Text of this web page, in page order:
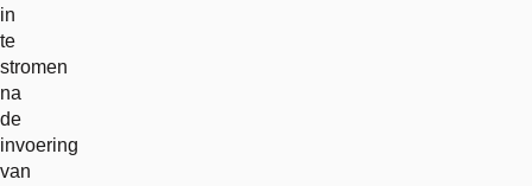
in
te
stromen
na
de
invoering
van